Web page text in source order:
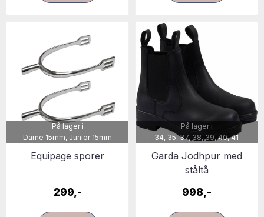
På lager i
Dame 15mm, Junior 15mm
Equipage sporer
299,-
På lager i
34, 35, 37, 38, 39, 40, 41
Garda Jodhpur med
ståltå
998,-